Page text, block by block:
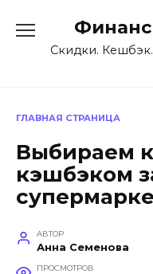
содержанию
Скидки.
ГЛАВНАЯ СТРАНИЦА
Выбираем
кэшбэком
АВТОР
Анна Семенова
ПРОСМОТРОВ